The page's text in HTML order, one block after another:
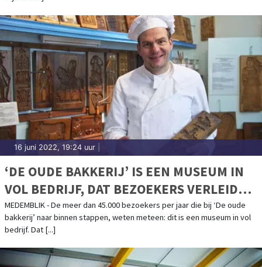
16 juni 2022, 19:24 uur
‘DE OUDE BAKKERIJ’ IS EEN MUSEUM IN
VOL BEDRIJF, DAT BEZOEKERS VERLEIDT
VIA ALLE ZINTUIGEN
MEDEMBLIK - De meer dan 45.000 bezoekers per jaar die bij ‘De oude
bakkerij’ naar binnen stappen, weten meteen: dit is een museum in vol
bedrijf. Dat [...]